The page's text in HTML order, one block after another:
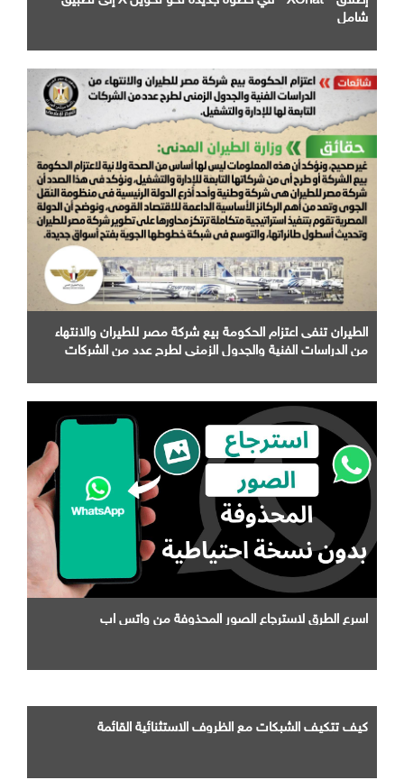
شامل
الطيران تنفى اعتزام الحكومة بيع شركة مصر للطيران والانتهاء
من الدراسات الفنية والجدول الزمني لطرح عدد من الشركات
اسرع الطرق لاسترجاع الصور المحذوفة من واتس اب
كيف تتكيف الشبكات مع الظروف الاستثنائية القائمة